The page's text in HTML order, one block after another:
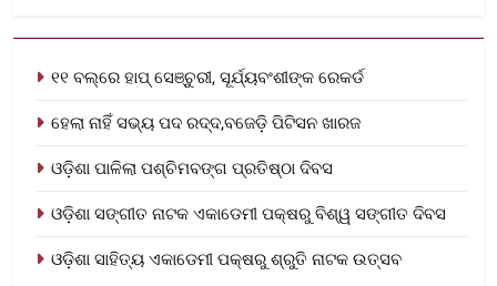
୧୧ ବଲ୍‌ରେ ହାପ୍ ସେଞ୍ଚୁରୀ, ସୂର୍ଯ୍ୟବଂଶୀଙ୍କ ରେକର୍ଡ
ହେଲା ନାହିଁ ସଭ୍ୟ ପଦ ରଦ୍ଦ,ବଜେଡ଼ି ପିଟିସନ ଖାରଜ
ଓଡ଼ିଶା ପାଳିଲା ପଶ୍ଚିମବଙ୍ଗ ପ୍ରତିଷ୍ଠା ଦିବସ
ଓଡ଼ିଶା ସଙ୍ଗୀତ ନାଟକ ଏକାଡେମୀ ପକ୍ଷରୁ ବିଶ୍ୱ ସଙ୍ଗୀତ ଦିବସ
ଓଡ଼ିଶା ସାହିତ୍ୟ ଏକାଡେମୀ ପକ୍ଷରୁ ଶ୍ରୁତି ନାଟକ ଉତ୍ସବ